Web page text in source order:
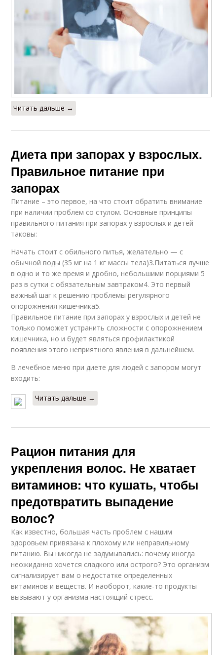
Читать дальше →
Диета при запорах у взрослых.
Правильное питание при
запорах
Питание – это первое, на что стоит обратить внимание
при наличии проблем со стулом. Основные принципы
правильного питания при запорах у взрослых и детей
таковы:
Начать стоит с обильного питья, желательно — с
обычной воды (35 мг на 1 кг массы тела)3.Питаться лучше
в одно и то же время и дробно, небольшими порциями 5
раз в сутки с обязательным завтраком4. Это первый
важный шаг к решению проблемы регулярного
опорожнения кишечника5.
Правильное питание при запорах у взрослых и детей не
только поможет устранить сложности с опорожнением
кишечника, но и будет являться профилактикой
появления этого неприятного явления в дальнейшем.
В лечебное меню при диете для людей с запором могут
входить:
Читать дальше →
Рацион питания для
укрепления волос. Не хватает
витаминов: что кушать, чтобы
предотвратить выпадение
волос?
Как известно, большая часть проблем с нашим
здоровьем привязана к плохому или неправильному
питанию. Вы никогда не задумывались: почему иногда
неожиданно хочется сладкого или острого? Это организм
сигнализирует вам о недостатке определенных
витаминов и веществ. И наоборот, какие-то продукты
вызывают у организма настоящий стресс.